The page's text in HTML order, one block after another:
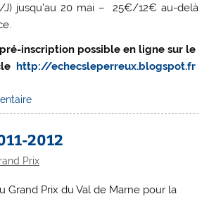
J) jusqu’au 20 mai – 25€/12€ au-delà
inscription possible en ligne sur le
http://echecsleperreux.blogspot.fr
2012
Prix
Grand Prix du Val de Marne pour la